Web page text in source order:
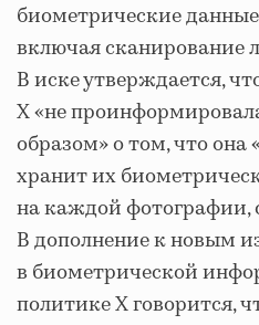
биометрические
включая сканирование
В иске утверждается,
X «не
образом» о том, что она
хранит их
на каждой фотографии,
В дополнение к новым
в биометрической
политике X говорится,